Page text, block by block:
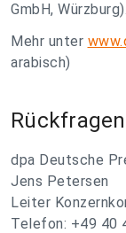
GmbH, Würzburg).
Mehr unter
arabisch)
dpa Deutsche
Jens Petersen
Leiter
Telefon: +49 40